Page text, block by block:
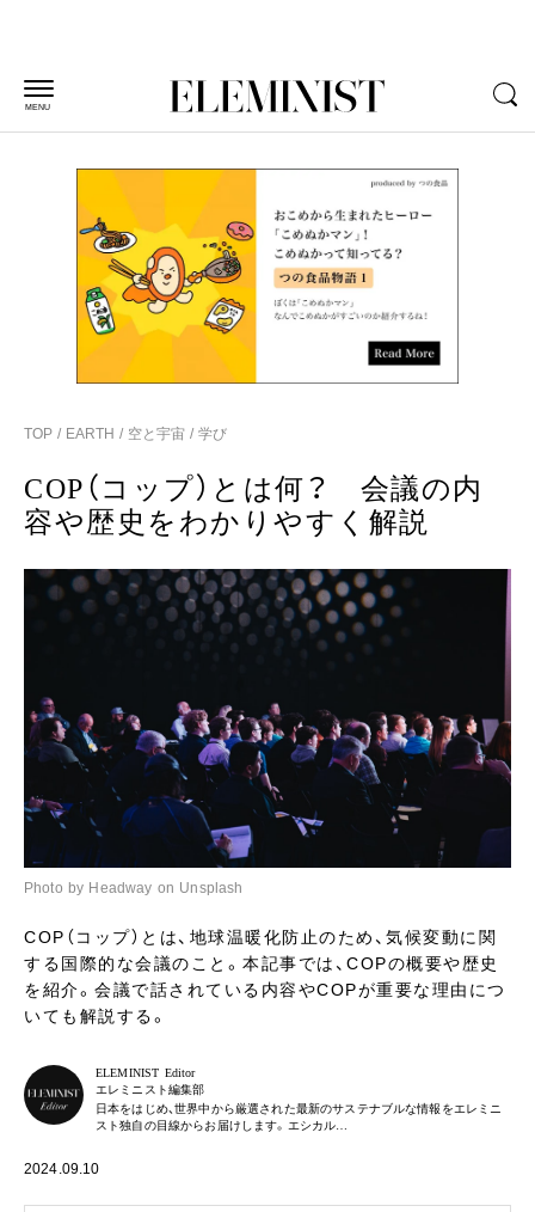
MENU
TOP EARTH 空と宇宙 学び
COP（コップ）とは何？ 会議の内
容や歴史をわかりやすく解説
Photo by Headway on Unsplash
COP（コップ）とは、地球温暖化防止のため、気候変動に関
する国際的な会議のこと。本記事では、COPの概要や歴史
を紹介。会議で話されている内容やCOPが重要な理由につ
いても解説する。
ELEMINIST Editor
エレミニスト編集部
日本をはじめ、世界中から厳選された最新のサステナブルな情報をエレミニ
スト独自の目線からお届けします。エシカル…
2024.09.10